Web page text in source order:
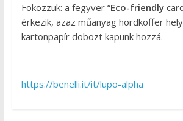
Fokozzuk: a fegyver “Eco-friendly
érkezik, azaz műanyag hordkoffer
kartonpapír dobozt kapunk hozzá.
https://benelli.it/it/lupo-alpha